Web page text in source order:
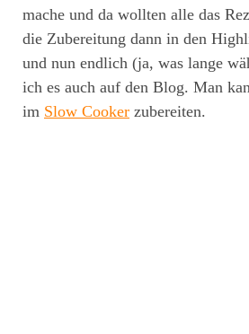
mache und da wollten alle das
die Zubereitung dann in den
und nun endlich (ja, was lange
ich es auch auf den Blog. Man
im Slow Cooker zubereiten.